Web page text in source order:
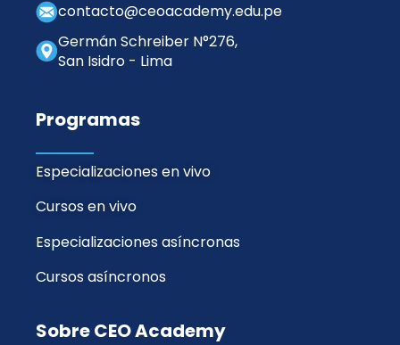
contacto@ceoacademy.edu.pe
Germán Schreiber N°276,
San Isidro - Lima
Programas
Especializaciones en vivo
Cursos en vivo
Especializaciones asíncronas
Cursos asíncronos
Sobre CEO Academy